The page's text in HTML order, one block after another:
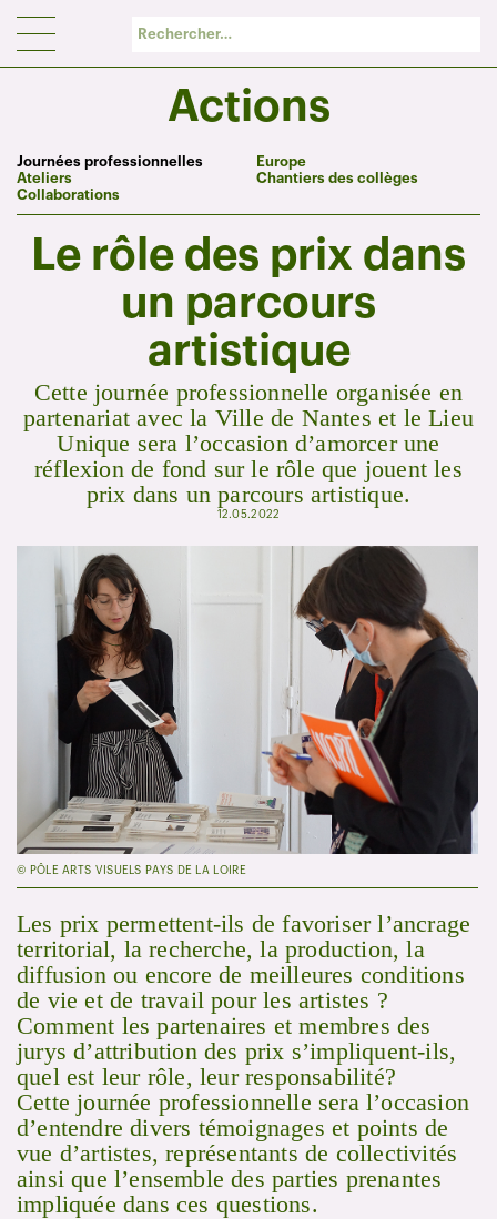
Actions
Journées professionnelles
Ateliers
Collaborations
Europe
Chantiers des collèges
Le rôle des prix dans
un parcours
artistique
Cette journée professionnelle organisée en
partenariat avec la Ville de Nantes et le Lieu
Unique sera l’occasion d’amorcer une
réflexion de fond sur le rôle que jouent les
prix dans un parcours artistique.
12.05.2022
© PÔLE ARTS VISUELS PAYS DE LA LOIRE
Les prix permettent-ils de favoriser l’ancrage
territorial, la recherche, la production, la
diffusion ou encore de meilleures conditions
de vie et de travail pour les artistes ?
Comment les partenaires et membres des
jurys d’attribution des prix s’impliquent-ils,
quel est leur rôle, leur responsabilité?
Cette journée professionnelle sera l’occasion
d’entendre divers témoignages et points de
vue d’artistes, représentants de collectivités
ainsi que l’ensemble des parties prenantes
impliquée dans ces questions.